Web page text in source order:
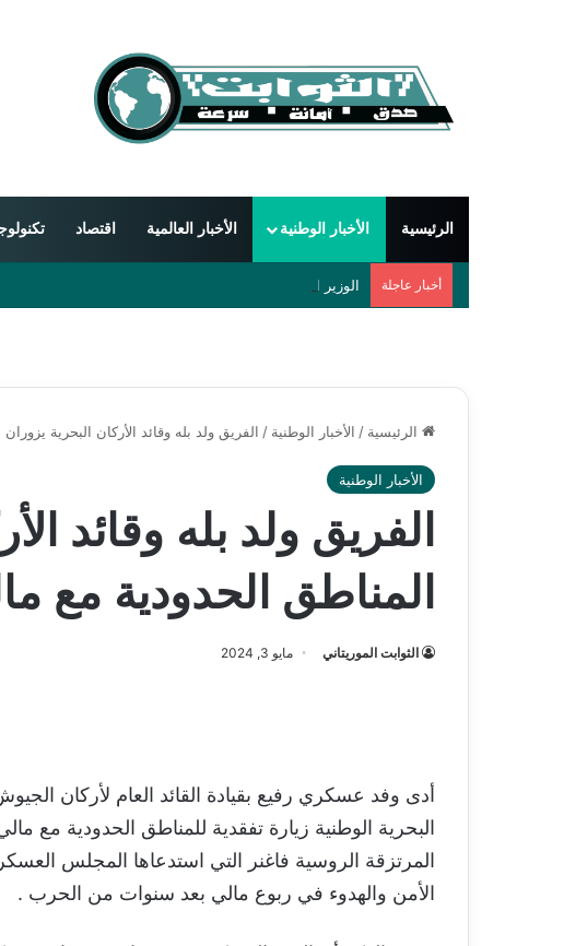
الرئيسية الأخبار الوطنية الأخبار العالمية اقتصاد
أخبار عاجلة الوزير الأول يبحث مع السفير الجزائري تعزيز التعاون بين
الرئيسية / الأخبار الوطنية / الفريق ولد بله وقائد الأركان البحرية
الأخبار الوطنية
الفريق ولد بله وقائد
المناطق الحدودية مع
الثوابت الموريتاني مايو 3, 2024
أدى وفد عسكري رفيع بقيادة القائد العام لأركان الجيوش
البحرية الوطنية زيارة تفقدية للمناطق الحدودية مع
المرتزقة الروسية فاغنر التي استدعاها المجلس
الأمن والهدوء في ربوع مالي بعد سنوات من الحرب .